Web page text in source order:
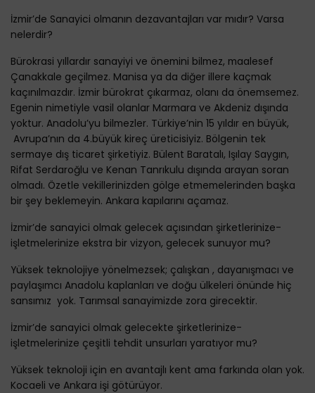
İzmir’de Sanayici olmanın dezavantajları var mıdır? Varsa
nelerdir?
Bürokrasi yıllardır sanayiyi ve önemini bilmez, maalesef
Çanakkale geçilmez. Manisa ya da diğer illere kaçmak
kaçınılmazdır. İzmir bürokrat çıkarmaz, olanı da önemsemez.
Egenin nimetiyle vasil olanlar Marmara ve Akdeniz dışında
yoktur. Anadolu’yu bilmezler. Türkiye’nin 15 yıldır en büyük,
Avrupa’nın da 4.büyük kireç üreticisiyiz. Bölgenin tek
sermaye dış ticaret şirketiyiz. Bülent Baratalı, Işılay Saygın,
Rifat Serdaroğlu ve Kenan Tanrıkulu dışında arayan soran
olmadı. Özetle vekillerinizden gölge etmemelerinden başka
bir şey beklemeyin. Ankara kapılarını açamaz.
İzmir’de sanayici olmak gelecek açısından şirketlerinize-
işletmelerinize ekstra bir vizyon, gelecek sunuyor mu?
Yüksek teknolojiye yönelmezsek; çalışkan , dayanışmacı ve
paylaşımcı Anadolu kaplanları ve doğu ülkeleri önünde hiç
sansımız yok. Tarımsal sanayimizde zora girecektir.
İzmir’de sanayici olmak gelecekte şirketlerinize-
işletmelerinize çeşitli tehdit unsurları yaratıyor mu?
Yüksek teknoloji için en avantajlı kent ama farkında olan yok.
Kocaeli ve Ankara işi götürüyor.